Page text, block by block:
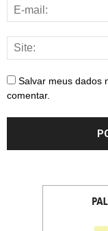
Salvar meus dados
comentar.